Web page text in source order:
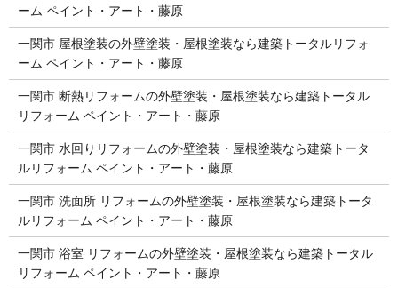
ーム ペイント・アート・藤原
一関市 屋根塗装の外壁塗装・屋根塗装なら建築トータルリフォ
ーム ペイント・アート・藤原
一関市 断熱リフォームの外壁塗装・屋根塗装なら建築トータル
リフォーム ペイント・アート・藤原
一関市 水回りリフォームの外壁塗装・屋根塗装なら建築トータ
ルリフォーム ペイント・アート・藤原
一関市 洗面所 リフォームの外壁塗装・屋根塗装なら建築トータ
ルリフォーム ペイント・アート・藤原
一関市 浴室 リフォームの外壁塗装・屋根塗装なら建築トータル
リフォーム ペイント・アート・藤原